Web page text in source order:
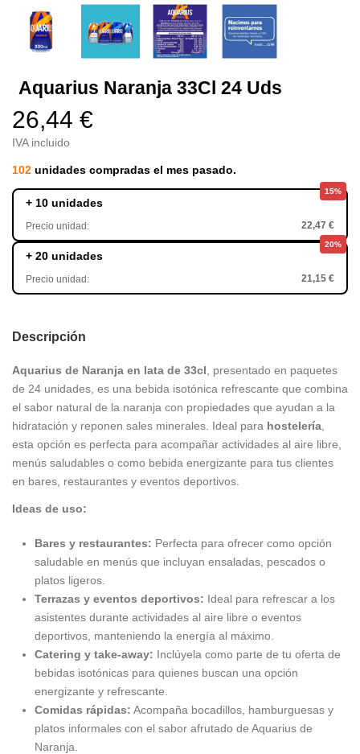
Aquarius Naranja 33Cl 24 Uds
26,44 €
IVA incluido
102 unidades compradas el mes pasado.
15%
+ 10 unidades
Precio unidad: 22,47 €
20%
+ 20 unidades
Precio unidad: 21,15 €
Descripción
Aquarius de Naranja en lata de 33cl , presentado en paquetes
de 24 unidades, es una bebida isotónica refrescante que combina
el sabor natural de la naranja con propiedades que ayudan a la
hidratación y reponen sales minerales. Ideal para hostelería
esta opción es perfecta para acompañar actividades al aire libre,
menús saludables o como bebida energizante para tus clientes
en bares, restaurantes y eventos deportivos.
Ideas de uso:
Bares y restaurantes: Perfecta para ofrecer como opción
saludable en menús que incluyan ensaladas, pescados o
platos ligeros.
Terrazas y eventos deportivos: Ideal para refrescar a los
asistentes durante actividades al aire libre o eventos
deportivos, manteniendo la energía al máximo.
Catering y take-away: Inclúyela como parte de tu oferta de
bebidas isotónicas para quienes buscan una opción
energizante y refrescante.
Comidas rápidas: Acompaña bocadillos, hamburguesas y
platos informales con el sabor afrutado de Aquarius de
Naranja.